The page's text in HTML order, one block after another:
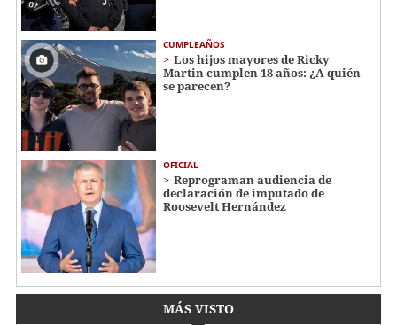
CUMPLEAÑOS
Los hijos mayores de Ricky
Martin cumplen 18 años: ¿A quién
se parecen?
OFICIAL
Reprograman audiencia de
declaración de imputado de
Roosevelt Hernández
MÁS VISTO